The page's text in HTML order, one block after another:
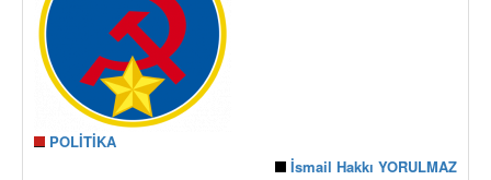
POLİTİKA
İsmail Hakkı YORULMAZ